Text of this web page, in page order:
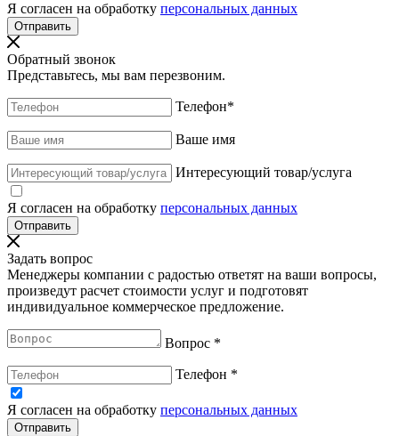
Я согласен на обработку персональных данных
Обратный звонок
Представьтесь, мы вам перезвоним.
Телефон*
Ваше имя
Интересующий товар/услуга
Я согласен на обработку персональных данных
Задать вопрос
Менеджеры компании с радостью ответят на ваши вопросы,
произведут расчет стоимости услуг и подготовят
индивидуальное коммерческое предложение.
Вопрос *
Телефон *
Я согласен на обработку персональных данных